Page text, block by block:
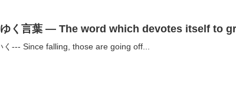
ゆく言葉 — The word which devotes itself to
--- Since falling, those are going off...